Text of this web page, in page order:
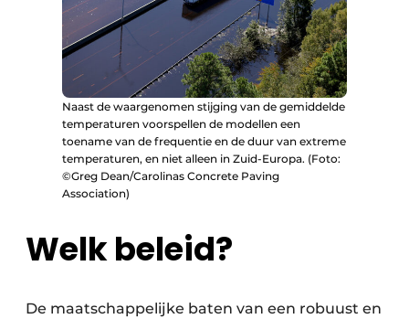
Naast de waargenomen stijging van de gemiddelde
temperaturen voorspellen de modellen een
toename van de frequentie en de duur van extreme
temperaturen, en niet alleen in Zuid-Europa. (Foto:
©Greg Dean/Carolinas Concrete Paving
Association)
Welk beleid?
De maatschappelijke baten van een robuust en